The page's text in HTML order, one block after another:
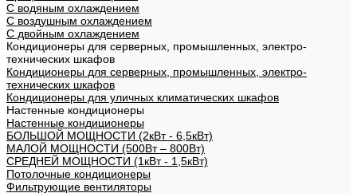
С водяным охлаждением
С воздушным охлаждением
С двойным охлаждением
Кондиционеры для серверных, промышленных, электро-
технических шкафов
Кондиционеры для серверных, промышленных, электро-
технических шкафов
Кондиционеры для уличных климатических шкафов
Настенные кондиционеры
Настенные кондиционеры
БОЛЬШОЙ МОЩНОСТИ (2кВт - 6,5кВт)
МАЛОЙ МОЩНОСТИ (500Вт – 800Вт)
СРЕДНЕЙ МОЩНОСТИ (1кВт - 1,5кВт)
Потолочные кондиционеры
Фильтрующие вентиляторы